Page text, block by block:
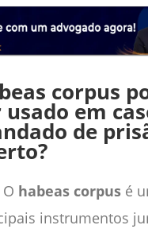
corpus
usado em
de
habeas corpus é
instrumentos